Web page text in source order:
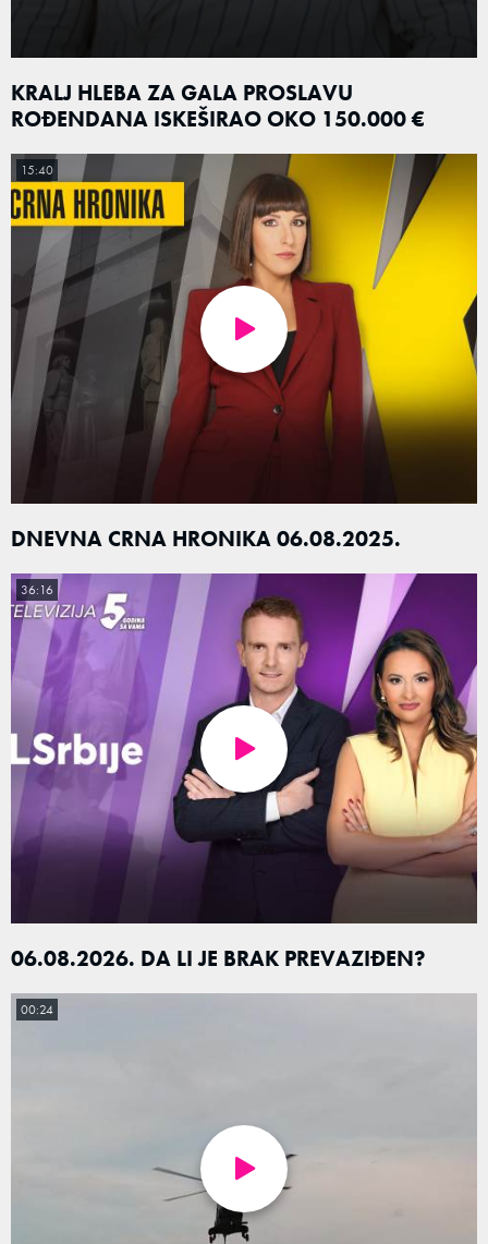
KRALJ HLEBA ZA GALA PROSLAVU
ROĐENDANA ISKEŠIRAO OKO 150.000 €
DNEVNA CRNA HRONIKA 06.08.2025.
15:40
06.08.2026. DA LI JE BRAK PREVAZIĐEN?
36:16
00:24